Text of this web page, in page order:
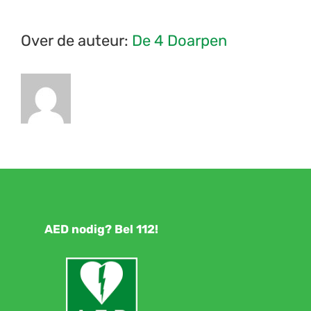
Over de auteur: De 4 Doarpen
AED nodig? Bel 112!